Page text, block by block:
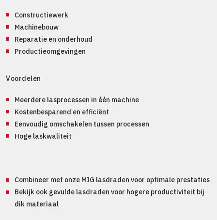
Constructiewerk
Machinebouw
Reparatie en onderhoud
Productieomgevingen
Voordelen
Meerdere lasprocessen in één machine
Kostenbesparend en efficiënt
Eenvoudig omschakelen tussen processen
Hoge laskwaliteit
Combineer met onze MIG lasdraden voor optimale prestaties
Bekijk ook gevulde lasdraden voor hogere productiviteit bij
dik materiaal